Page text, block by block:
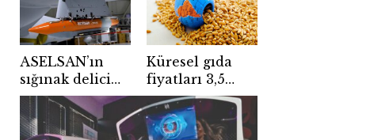
ASELSAN’ın
sığınak delici
TOLUN P
mühimmatı
testten tam
Küresel gıda
fiyatları 3,5
yılın en yüksek
seviyesine çıktı